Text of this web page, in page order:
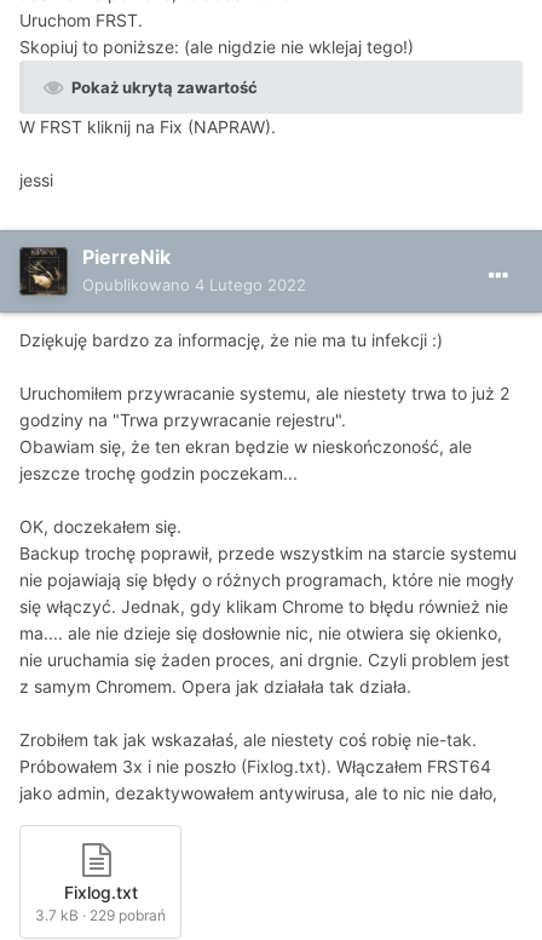
Uruchom FRST.
Skopiuj to poniższe: (ale nigdzie nie wklejaj tego!)
Pokaż ukrytą zawartość
W FRST kliknij na Fix (NAPRAW).
jessi
PierreNik
Opublikowano 4 Lutego 2022
Dziękuję bardzo za informację, że nie ma tu infekcji :)
Uruchomiłem przywracanie systemu, ale niestety trwa to już 2
godziny na "Trwa przywracanie rejestru".
Obawiam się, że ten ekran będzie w nieskończoność, ale
jeszcze trochę godzin poczekam...
OK, doczekałem się.
Backup trochę poprawił, przede wszystkim na starcie systemu
nie pojawiają się błędy o różnych programach, które nie mogły
się włączyć. Jednak, gdy klikam Chrome to błędu również nie
ma.... ale nie dzieje się dosłownie nic, nie otwiera się okienko,
nie uruchamia się żaden proces, ani drgnie. Czyli problem jest
z samym Chromem. Opera jak działała tak działa.
Zrobiłem tak jak wskazałaś, ale niestety coś robię nie-tak.
Próbowałem 3x i nie poszło (Fixlog.txt). Włączałem FRST64
jako admin, dezaktywowałem antywirusa, ale to nic nie dało,
Fixlog.txt
3.7 kB · 229 pobrań